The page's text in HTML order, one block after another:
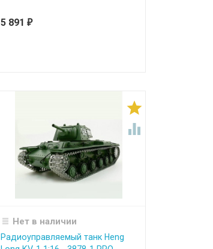
5 891 ₽


Нет в наличии
Радиоуправляемый танк Heng